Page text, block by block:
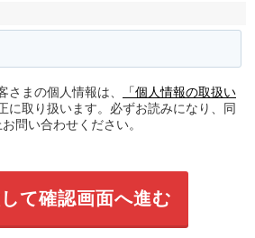
まの個人情報は、
「個人情報の取扱い
に取り扱います。必ずお読みになり、同
問い合わせください。
て確認画面へ進む